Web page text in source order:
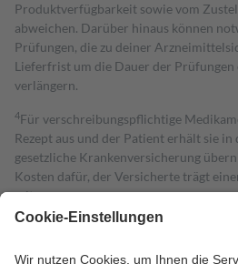
Produktverfügbarkeit sowie vom
abweichen. Darüber hinaus können
Prüfungen, die zu deiner
Lieferfrist um die Dauer der
verlängern.
4Für verschreibungspflichtige
Rezept aus und der Patient erhält sie
gesetzliche Krankenversicherung
Kosten dafür, der Versicherte trägt
mit.
Grundsätzlich leisten Mitglieder
höchstens zehn Euro.
Es sind jedoch